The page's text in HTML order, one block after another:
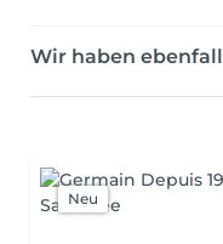
Wir haben
Neu